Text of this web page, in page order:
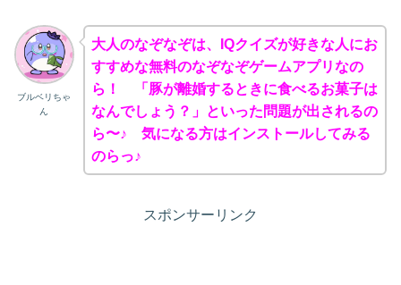
ブルベリちゃ
ん
大人のなぞなぞは、IQクイズが好きな人にお
すすめな無料のなぞなぞゲームアプリなの
ら！ 「豚が離婚するときに食べるお菓子は
なんでしょう？」といった問題が出されるの
ら〜♪ 気になる方はインストールしてみる
のらっ♪
スポンサーリンク